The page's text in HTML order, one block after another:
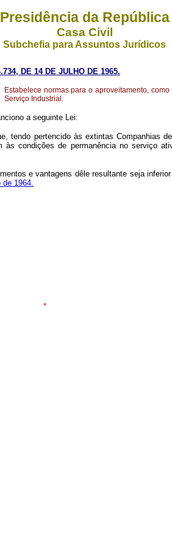
Presidência da República
Casa Civil
Subchefia para Assuntos Jurídicos
DE 14 DE JULHO DE 1965.
Estabelece normas para o aproveitamento,
Serviço Industrial.
a seguinte Lei:
pertencido às extintas Companhias
às condições de permanência no serviço
e vantagens dêle resultante seja
de 1964.
*